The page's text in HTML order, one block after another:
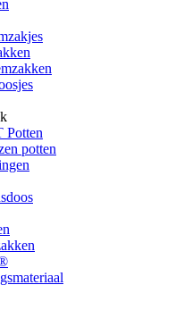
Potten
potten